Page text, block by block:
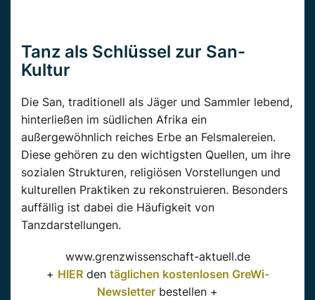
Tanz als Schlüssel zur San-
Kultur
Die San, traditionell als Jäger und Sammler lebend,
hinterließen im südlichen Afrika ein
außergewöhnlich reiches Erbe an Felsmalereien.
Diese gehören zu den wichtigsten Quellen, um ihre
sozialen Strukturen, religiösen Vorstellungen und
kulturellen Praktiken zu rekonstruieren. Besonders
auffällig ist dabei die Häufigkeit von
Tanzdarstellungen.
www.grenzwissenschaft-aktuell.de
+ HIERden täglichen kostenlosen GreWi-
Newsletter bestellen +